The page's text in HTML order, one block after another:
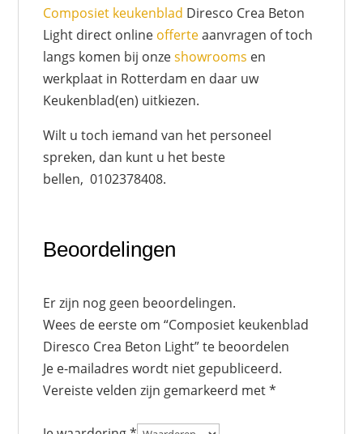
Composiet keukenblad Diresco Crea Beton
Light direct online offerteaanvragen of toch
langs komen bij onzeshowrooms en
werkplaat in Rotterdam en daar uw
Keukenblad(en) uitkiezen.
Wilt u toch iemand van het personeel
spreken, dan kunt u het beste
bellen, 0102378408.
Beoordelingen
Er zijn nog geen beoordelingen.
Wees de eerste om “Composiet keukenblad
Diresco Crea Beton Light” te beoordelen
Je e-mailadres wordt niet gepubliceerd.
Vereiste velden zijn gemarkeerd met*